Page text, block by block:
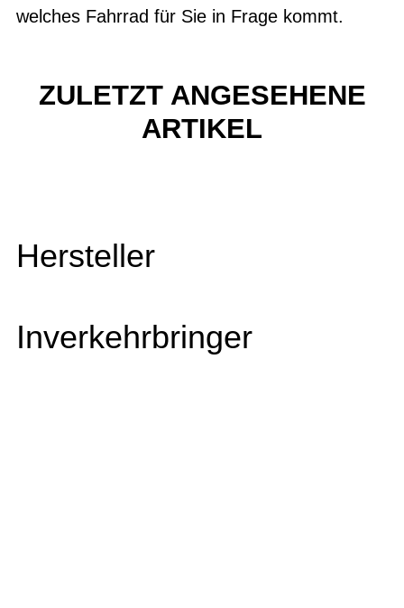
welches Fahrrad für Sie in Frage kommt.
ZULETZT ANGESEHENE
ARTIKEL
Hersteller
Inverkehrbringer